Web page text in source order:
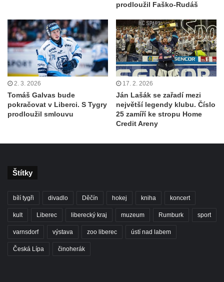
prodloužil Faško-Rudáš
2. 3. 2026
Tomáš Galvas bude
pokračovat v Liberci. S Tygry
prodloužil smlouvu
17. 2. 2026
Ján Lašák se zařadí mezi
největší legendy klubu. Číslo
25 zamíří ke stropu Home
Credit Areny
Štítky
bílí tygři divadlo Děčín hokej kniha koncert
kult Liberec liberecký kraj muzeum Rumburk sport
varnsdorf výstava zoo liberec ústí nad labem
Česká Lípa činoherák